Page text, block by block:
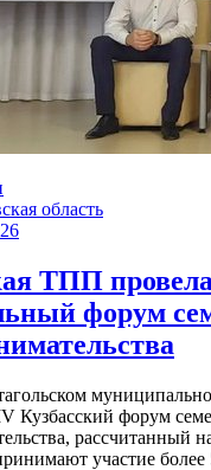
область
ТПП
форум
Кузбасский форум
рассчитанный
участие более